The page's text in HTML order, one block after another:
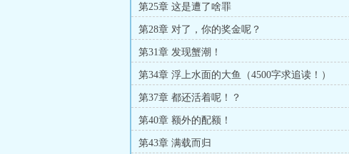
第25章 这是遭了啥罪
第28章 对了，你的奖金呢？
第31章 发现蟹潮！
第34章 浮上水面的大鱼（4500字求追读！）
第37章 都还活着呢！？
第40章 额外的配额！
第43章 满载而归